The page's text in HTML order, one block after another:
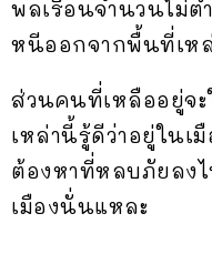
พลเรือนจำนวนไม่ต่
หนีออกจากพื้นที่เห
ส่วนคนที่เหลืออยู่จะ
เหล่านี้รู้ดีว่าอยู่ในเ
ต้องหาที่หลบภัยลง
เมืองนั่นแหละ